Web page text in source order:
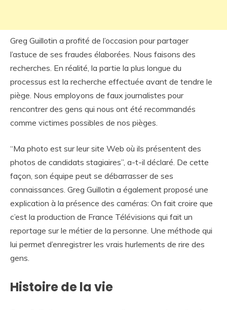
Greg Guillotin a profité de l’occasion pour partager
l’astuce de ses fraudes élaborées. Nous faisons des
recherches. En réalité, la partie la plus longue du
processus est la recherche effectuée avant de tendre le
piège. Nous employons de faux journalistes pour
rencontrer des gens qui nous ont été recommandés
comme victimes possibles de nos pièges.
“Ma photo est sur leur site Web où ils présentent des
photos de candidats stagiaires”, a-t-il déclaré. De cette
façon, son équipe peut se débarrasser de ses
connaissances. Greg Guillotin a également proposé une
explication à la présence des caméras: On fait croire que
c’est la production de France Télévisions qui fait un
reportage sur le métier de la personne. Une méthode qui
lui permet d’enregistrer les vrais hurlements de rire des
gens.
Histoire de la vie